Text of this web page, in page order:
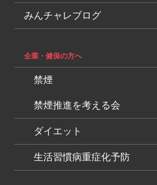
みんチャレブログ
企業・健保の方へ
禁煙
禁煙推進を考える会
ダイエット
生活習慣病重症化予防